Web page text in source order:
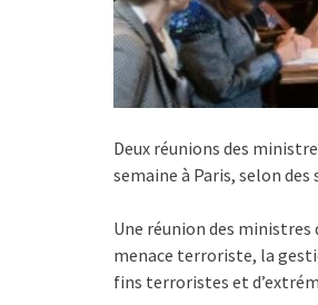
Deux réunions des
semaine à Paris, selon
Une réunion des ministres
menace terroriste, la
fins terroristes et